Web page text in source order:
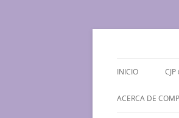
Saltar
INICIO
ACERCA DE